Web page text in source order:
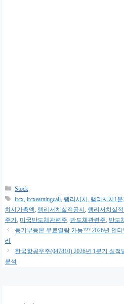
카
고
리
Stock
태
lrcx ,lrcxearningcall 램리서치 램리서치1
치시가총액 램리서치실적공시 램리서치실
주가 미국반도체관련주 반도체관련주 반도
등기부등본 무료열람 가능??? 2026년 인
리
한국항공우주(047810) 2026년 1분기 실
분석